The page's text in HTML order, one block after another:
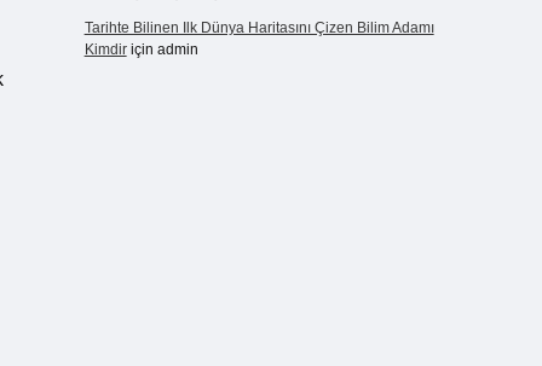
Tarihte Bilinen Ilk Dünya Haritasını Çizen Bilim Adamı
Kimdiriçin admin